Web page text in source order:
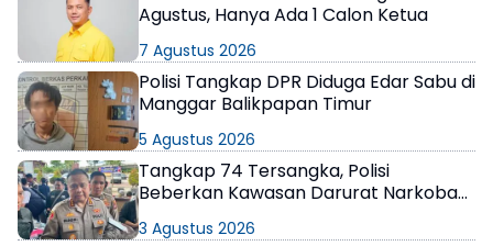
Agustus, Hanya Ada 1 Calon Ketua
7 Agustus 2026
Polisi Tangkap DPR Diduga Edar Sabu di
Manggar Balikpapan Timur
5 Agustus 2026
Tangkap 74 Tersangka, Polisi
Beberkan Kawasan Darurat Narkoba
3 Agustus 2026